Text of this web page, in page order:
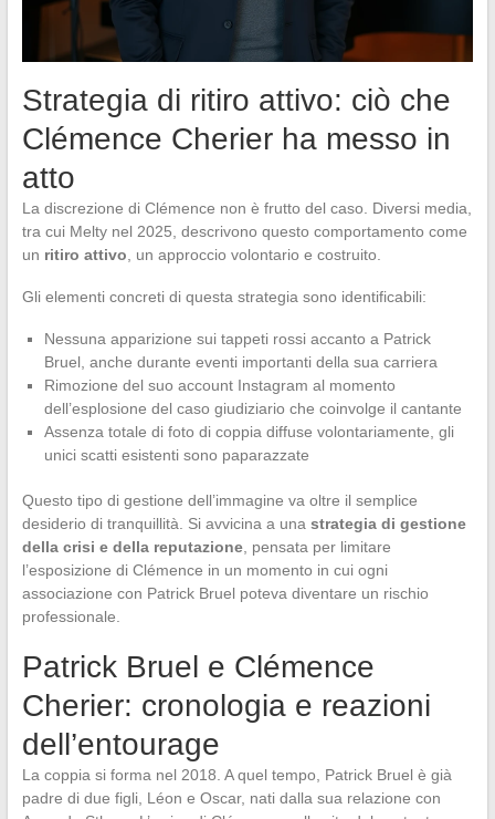
Strategia di ritiro attivo: ciò che
Clémence Cherier ha messo in
atto
La discrezione di Clémence non è frutto del caso. Diversi media,
tra cui Melty nel 2025, descrivono questo comportamento come
un ritiro attivo , un approccio volontario e costruito.
Gli elementi concreti di questa strategia sono identificabili:
Nessuna apparizione sui tappeti rossi accanto a Patrick
Bruel, anche durante eventi importanti della sua carriera
Rimozione del suo account Instagram al momento
dell’esplosione del caso giudiziario che coinvolge il cantante
Assenza totale di foto di coppia diffuse volontariamente, gli
unici scatti esistenti sono paparazzate
Questo tipo di gestione dell’immagine va oltre il semplice
desiderio di tranquillità. Si avvicina a una strategia di gestione
della crisi e della reputazione, pensata per limitare
l’esposizione di Clémence in un momento in cui ogni
associazione con Patrick Bruel poteva diventare un rischio
professionale.
Patrick Bruel e Clémence
Cherier: cronologia e reazioni
dell’entourage
La coppia si forma nel 2018. A quel tempo, Patrick Bruel è già
padre di due figli, Léon e Oscar, nati dalla sua relazione con